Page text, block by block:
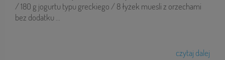
/ 180 g jogurtu typu greckiego / 8 łyżek muesli z orzechami
bez dodatku ...
czytaj dalej